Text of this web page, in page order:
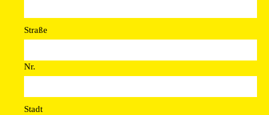
Straße
Nr.
Stadt